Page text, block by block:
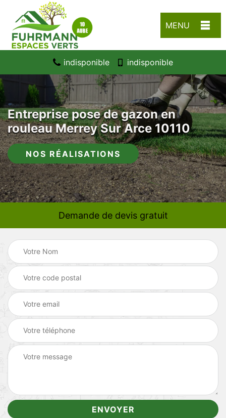
MENU
indisponible indisponible
Entreprise pose de gazon en
rouleau Merrey Sur Arce 10110
NOS RÉALISATIONS
Demande de devis gratuit